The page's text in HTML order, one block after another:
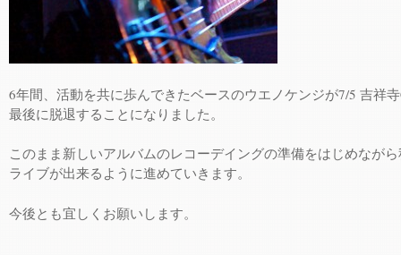
6年間、活動を共に歩んできたベースのウエノケンジが7/5 吉祥
最後に脱退することになりました。
このまま新しいアルバムのレコーデイングの準備をはじめなが
ライブが出来るように進めていきます。
今後とも宜しくお願いします。